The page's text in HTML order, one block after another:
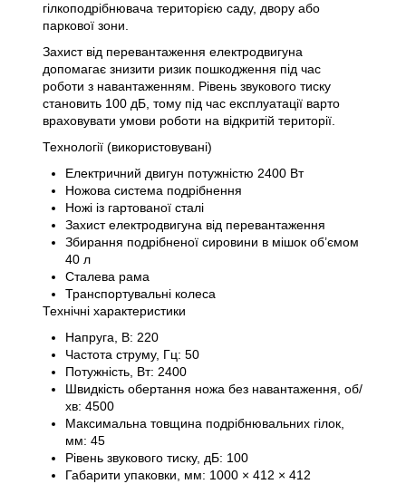
гілкоподрібнювача територією саду, двору або
паркової зони.
Захист від перевантаження електродвигуна
допомагає знизити ризик пошкодження під час
роботи з навантаженням. Рівень звукового тиску
становить 100 дБ, тому під час експлуатації варто
враховувати умови роботи на відкритій території.
Технології (використовувані)
Електричний двигун потужністю 2400 Вт
Ножова система подрібнення
Ножі із гартованої сталі
Захист електродвигуна від перевантаження
Збирання подрібненої сировини в мішок об’ємом
40 л
Сталева рама
Транспортувальні колеса
Технічні характеристики
Напруга, В: 220
Частота струму, Гц: 50
Потужність, Вт: 2400
Швидкість обертання ножа без навантаження, об/
хв: 4500
Максимальна товщина подрібнювальних гілок,
мм: 45
Рівень звукового тиску, дБ: 100
Габарити упаковки, мм: 1000 × 412 × 412